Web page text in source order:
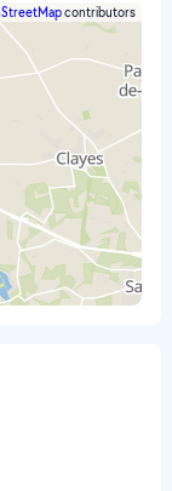
contributors